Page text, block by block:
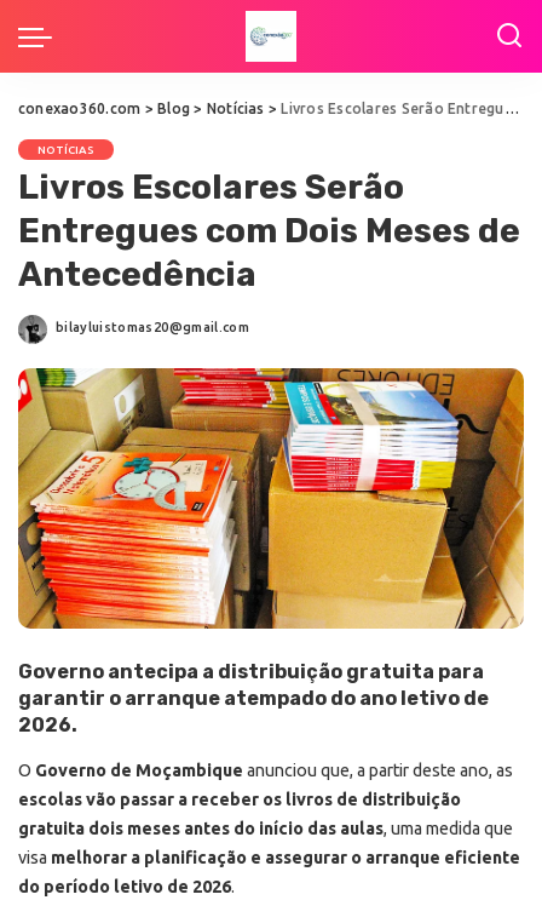
conexao360.com >Blog > Notícias >Livros Escolares Serão Entregues com Dois Meses de Antecedência
NOTÍCIAS
Livros Escolares Serão
Entregues com Dois Meses de
Antecedência
bilayluistomas20@gmail.com
Governo antecipa a distribuição gratuita para
garantir o arranque atempado do ano letivo de
2026.
O Governo de Moçambique anunciou que, a partir deste ano, as
escolas vão passar a receber os livros de distribuição
gratuita dois meses antes do início das aulas, uma medida que
visa melhorar a planificação e assegurar o arranque eficiente
do período letivo de 2026.